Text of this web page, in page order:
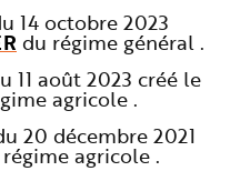
14 octobre 2023
du régime général .
11 août 2023 créé le
agricole .
20 décembre 2021
agricole .